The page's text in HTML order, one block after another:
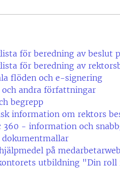
för beredning av beslut
för beredning av
flöden och e-signering
och andra författningar
begrepp
information om rektors
360 - information och
dokumentmallar
på
utbildning "Din